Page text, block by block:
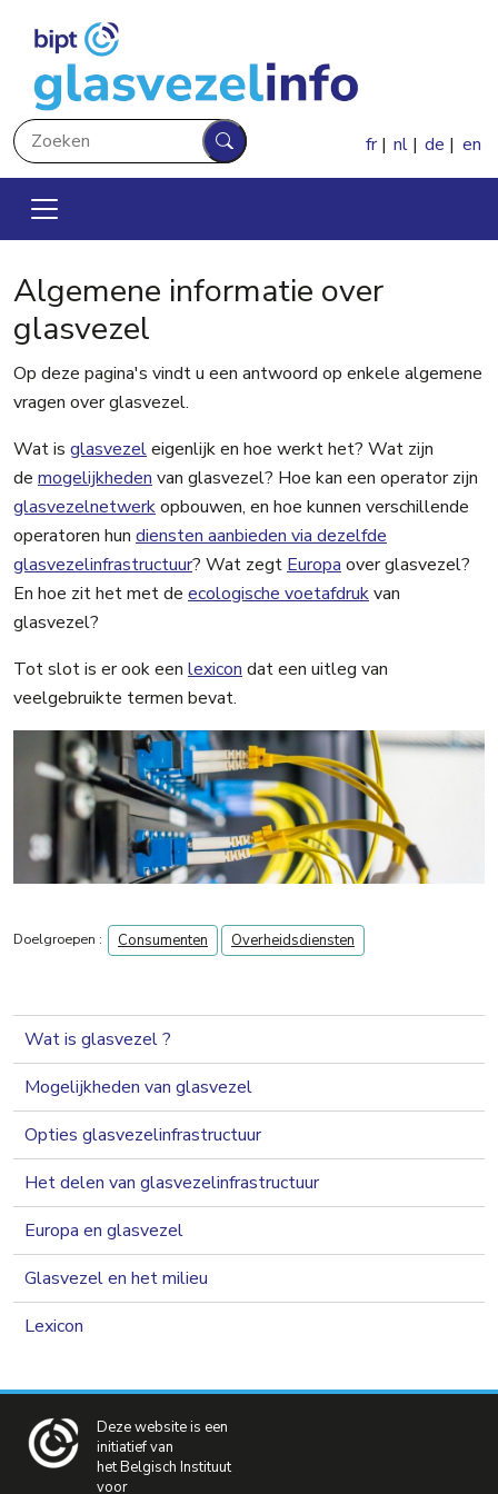
Zoeken
Zoeken
fr nl de en
Algemene informatie over
glasvezel
Op deze pagina's vindt u een antwoord op enkele algemene
vragen over glasvezel.
Wat is glasvezeleigenlijk en hoe werkt het? Wat zijn
de mogelijkheden van glasvezel? Hoe kan een operator zijn
glasvezelnetwerkopbouwen, en hoe kunnen verschillende
operatoren hun diensten aanbieden via dezelfde
glasvezelinfrastructuur? Wat zegt Europa over glasvezel?
En hoe zit het met de ecologische voetafdrukvan
glasvezel?
Tot slot is er ook een lexicon dat een uitleg van
veelgebruikte termen bevat.
Doelgroepen : Consumenten Overheidsdiensten
navigation 2nd level
Wat is glasvezel ?
Mogelijkheden van glasvezel
Opties glasvezelinfrastructuur
Het delen van glasvezelinfrastructuur
Europa en glasvezel
Glasvezel en het milieu
Lexicon
Deze website is een
initiatief van
het Belgisch Instituut
voor